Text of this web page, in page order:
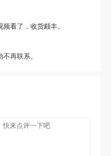
看了，收货颇丰。
再联系。